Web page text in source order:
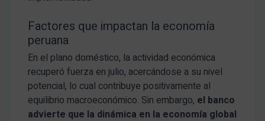
Factores que impactan la economía
peruana
En el plano doméstico, la actividad económica
recuperó fuerza en julio, acercándose a su nivel
potencial, lo cual contribuye positivamente al
equilibrio macroeconómico. Sin embargo, el banco
advierte que la dinámica en la economía global